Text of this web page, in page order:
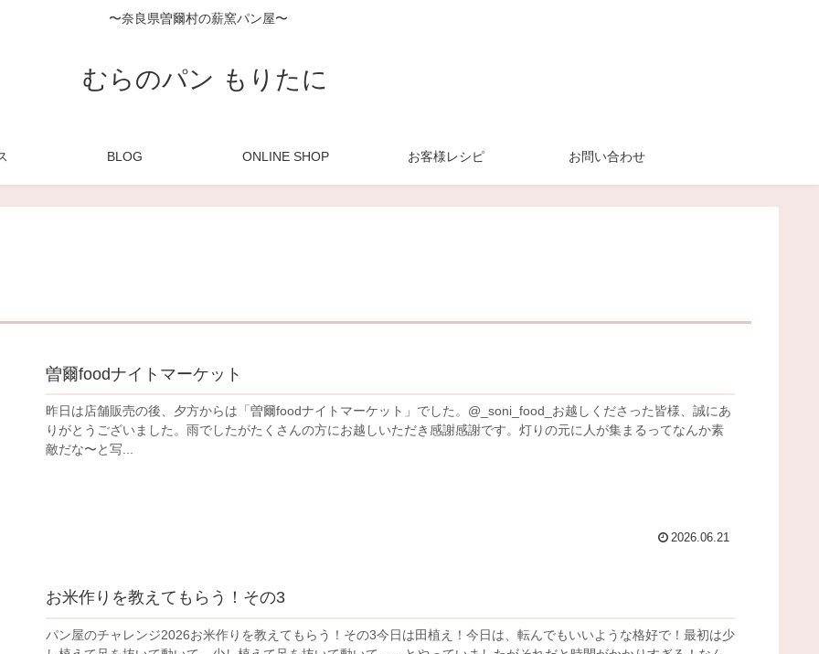
〜奈良県曽爾村の薪窯パン屋〜
むらのパン もりたに
BLOG ONLINE SHOP お客様レシピ お問い合わせ
曽爾foodナイトマーケット
昨日は店舗販売の後、夕方からは「曽爾foodナイトマーケット」でした。@_soni_food_お越しくださった皆様、誠にあ
りがとうございました。雨でしたがたくさんの方にお越しいただき感謝感謝です。灯りの元に人が集まるってなんか素
敵だな〜と写...
2026.06.21
お米作りを教えてもらう！その3
パン屋のチャレンジ2026お米作りを教えてもらう！その3今日は田植え！今日は、転んでもいいような格好で！最初は少